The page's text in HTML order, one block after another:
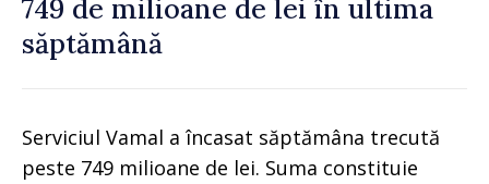
749 de milioane de lei în ultima
săptămână
Serviciul Vamal a încasat săptămâna trecută
peste 749 milioane de lei. Suma constituie